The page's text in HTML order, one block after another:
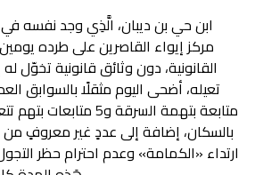
ابن حي بن ديبان، الَّذِي وجد نفسه في
مركز إيواء القاصرين على طرده
القانونية، دون وثائق قانونية تخوّل
متابعة بتهمة السرقة و5
بالسكان، إضافة إلى عددٍ غير معروفٍ من
ارتداء «الكمامة» وعدم احترام حظر